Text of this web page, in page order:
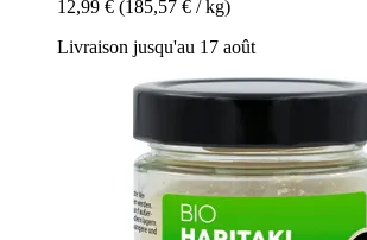
12,99 € (185,57 € / kg)
Livraison jusqu'au 17 août